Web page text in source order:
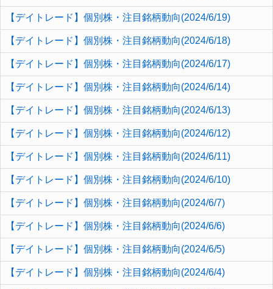
【デイトレード】個別株・注目銘柄動向(2024/6/19)
【デイトレード】個別株・注目銘柄動向(2024/6/18)
【デイトレード】個別株・注目銘柄動向(2024/6/17)
【デイトレード】個別株・注目銘柄動向(2024/6/14)
【デイトレード】個別株・注目銘柄動向(2024/6/13)
【デイトレード】個別株・注目銘柄動向(2024/6/12)
【デイトレード】個別株・注目銘柄動向(2024/6/11)
【デイトレード】個別株・注目銘柄動向(2024/6/10)
【デイトレード】個別株・注目銘柄動向(2024/6/7)
【デイトレード】個別株・注目銘柄動向(2024/6/6)
【デイトレード】個別株・注目銘柄動向(2024/6/5)
【デイトレード】個別株・注目銘柄動向(2024/6/4)